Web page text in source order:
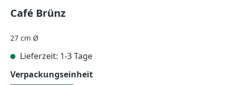
Café Brünz
27 cm Ø
Lieferzeit: 1-3 Tage
Verpackungseinheitauswählen